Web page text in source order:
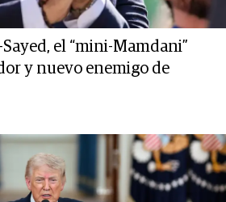
el “mini-Mamdani”
y nuevo enemigo de